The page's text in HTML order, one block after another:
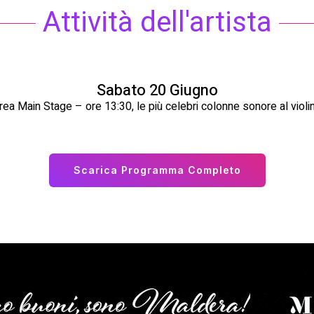
Attività dell'artista
Sabato 20 Giugno
Main Stage – ore 13:30, le più celebri colonne sonore al
Scarica Programma Completo